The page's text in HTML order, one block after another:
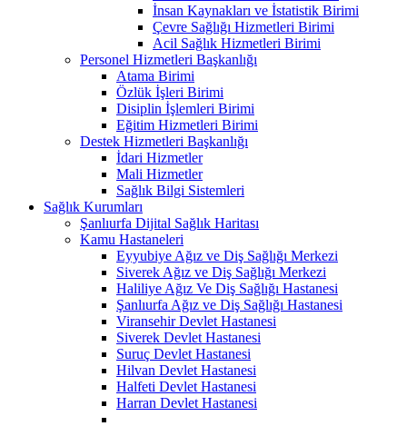
İnsan Kaynakları ve İstatistik Birimi
Çevre Sağlığı Hizmetleri Birimi
Acil Sağlık Hizmetleri Birimi
Personel Hizmetleri Başkanlığı
Atama Birimi
Özlük İşleri Birimi
Disiplin İşlemleri Birimi
Eğitim Hizmetleri Birimi
Destek Hizmetleri Başkanlığı
İdari Hizmetler
Mali Hizmetler
Sağlık Bilgi Sistemleri
Sağlık Kurumları
Şanlıurfa Dijital Sağlık Haritası
Kamu Hastaneleri
Eyyubiye Ağız ve Diş Sağlığı Merkezi
Siverek Ağız ve Diş Sağlığı Merkezi
Haliliye Ağız Ve Diş Sağlığı Hastanesi
Şanlıurfa Ağız ve Diş Sağlığı Hastanesi
Viransehir Devlet Hastanesi
Siverek Devlet Hastanesi
Suruç Devlet Hastanesi
Hilvan Devlet Hastanesi
Halfeti Devlet Hastanesi
Harran Devlet Hastanesi